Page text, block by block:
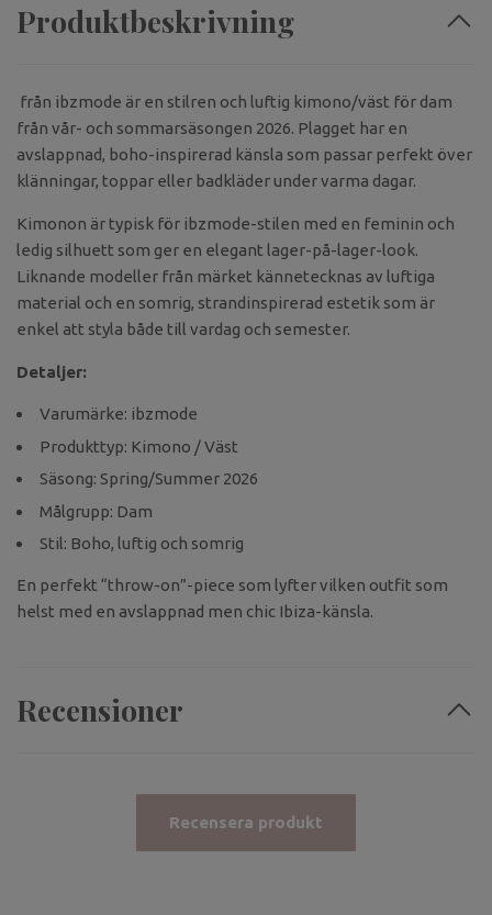
Produktbeskrivning
från ibzmode är en stilren och luftig kimono/väst för dam
från vår- och sommarsäsongen 2026. Plagget har en
avslappnad, boho-inspirerad känsla som passar perfekt över
klänningar, toppar eller badkläder under varma dagar.
Kimonon är typisk för ibzmode-stilen med en feminin och
ledig silhuett som ger en elegant lager-på-lager-look.
Liknande modeller från märket kännetecknas av luftiga
material och en somrig, strandinspirerad estetik som är
enkel att styla både till vardag och semester.
Detaljer:
Varumärke: ibzmode
Produkttyp: Kimono / Väst
Säsong: Spring/Summer 2026
Målgrupp: Dam
Stil: Boho, luftig och somrig
En perfekt “throw-on”-piece som lyfter vilken outfit som
helst med en avslappnad men chic Ibiza-känsla.
Recensioner
Recensera produkt